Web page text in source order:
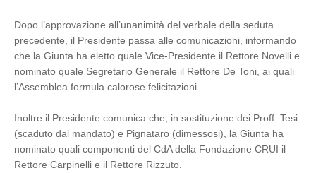
Dopo l’approvazione all’unanimità del verbale della seduta
precedente, il Presidente passa alle comunicazioni, informando
che la Giunta ha eletto quale Vice-Presidente il Rettore Novelli e
nominato quale Segretario Generale il Rettore De Toni, ai quali
l’Assemblea formula calorose felicitazioni.
Inoltre il Presidente comunica che, in sostituzione dei Proff. Tesi
(scaduto dal mandato) e Pignataro (dimessosi), la Giunta ha
nominato quali componenti del CdA della Fondazione CRUI il
Rettore Carpinelli e il Rettore Rizzuto.